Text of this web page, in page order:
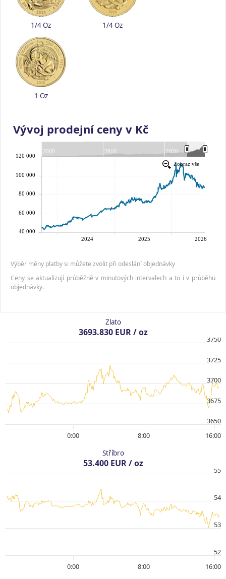
1/4 Oz 1/4 Oz
1 Oz
Vývoj prodejní ceny v Kč
Výběr měny platby si můžete zvolit při odeslání objednávky
Ceny se aktualizují průběžně v minutových intervalech a to i v průběhu
objednávky.
Zlato
3693.830 EUR / oz
0:00 8:00 16:00
3650
3675
3700
3725
3750
Stříbro
53.400 EUR / oz
0:00 8:00 16:00
52
53
54
55